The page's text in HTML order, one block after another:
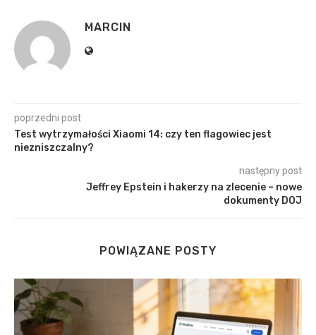
MARCIN
poprzedni post
Test wytrzymałości Xiaomi 14: czy ten flagowiec jest
niezniszczalny?
następny post
Jeffrey Epstein i hakerzy na zlecenie – nowe
dokumenty DOJ
POWIĄZANE POSTY